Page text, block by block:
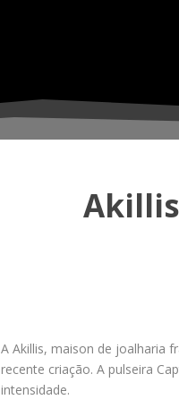
A Akillis, maison de joalharia
recente criação. A pulseira
intensidade.